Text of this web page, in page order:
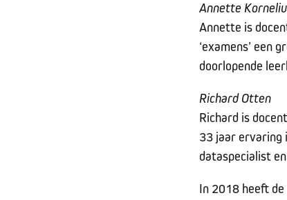
Annette
Annette is
‘examens’ een
doorlopende
Richard Otten
Richard is
33 jaar ervaring
dataspecialist
In 2018 heeft